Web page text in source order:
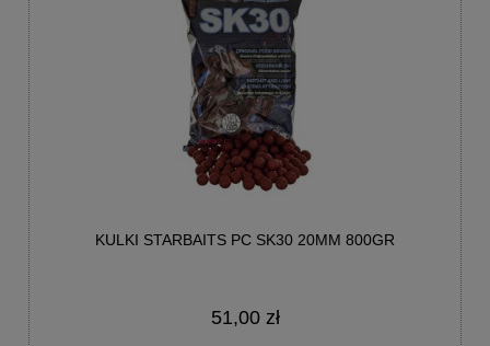
KULKI STARBAITS PC SK30 20MM 800GR
51,00 zł